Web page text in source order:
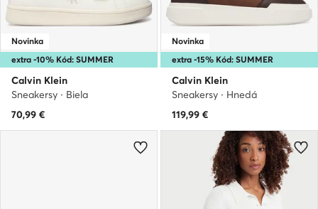
extra -10% Kód: SUMMER
Novinka
Calvin Klein
Sneakersy · Biela
70,99 €
extra -15% Kód: SUMMER
Novinka
Calvin Klein
Sneakersy · Hnedá
119,99 €